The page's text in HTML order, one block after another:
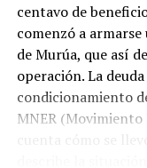
centavo de
comenzó a armarse
de Murúa, que así
operación. La
condicionamiento
MNER (Movimiento